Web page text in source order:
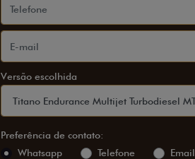
Versão escolhida
Preferência de contato:
Whatsapp
Telefone Email